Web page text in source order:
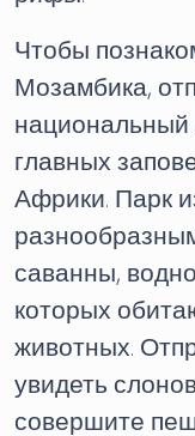
Чтобы
Мозамбика,
национальный
главных
Африки. Парк
саванны,
которых
животных.
увидеть
совершите